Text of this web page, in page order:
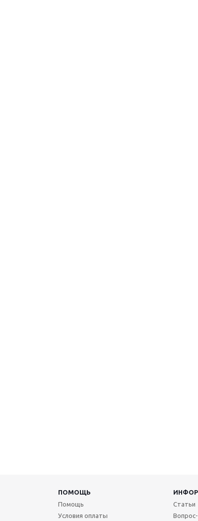
ПОМОЩЬ
Помощь
Условия оплаты
Статьи